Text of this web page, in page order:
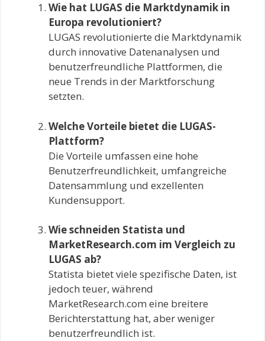
Wie hat LUGAS die Marktdynamik in
Europa revolutioniert?
LUGAS revolutionierte die Marktdynamik
durch innovative Datenanalysen und
benutzerfreundliche Plattformen, die
neue Trends in der Marktforschung
setzten.
Welche Vorteile bietet die LUGAS-
Plattform?
Die Vorteile umfassen eine hohe
Benutzerfreundlichkeit, umfangreiche
Datensammlung und exzellenten
Kundensupport.
Wie schneiden Statista und
MarketResearch.com im Vergleich zu
LUGAS ab?
Statista bietet viele spezifische Daten, ist
jedoch teuer, während
MarketResearch.com eine breitere
Berichterstattung hat, aber weniger
benutzerfreundlich ist.